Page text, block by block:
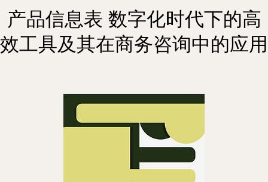
产品信息表 数字化时代下的高
效工具及其在商务咨询中的应用